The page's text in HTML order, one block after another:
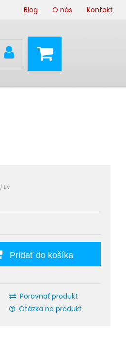
Blog O nás Kontakt
ks
Pridať do košíka
Porovnať produkt
Otázka na produkt